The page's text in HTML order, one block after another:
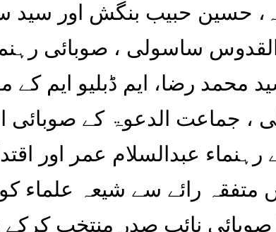
حسین حبیب بنگش اور سید
ساسولی ، صوبائی
محمد رضا، ایم ڈبلیو ایم
، جماعت الدعوۃ کے صوبائی
رہنماء عبدالسلام عمر اور
متفقہ رائے سے شیعہ علماء
نائب صدر منتخب کرکے